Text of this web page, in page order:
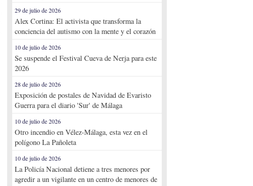
29 de julio de 2026
Alex Cortina: El activista que transforma la
conciencia del autismo con la mente y el corazón
10 de julio de 2026
Se suspende el Festival Cueva de Nerja para este
2026
28 de julio de 2026
Exposición de postales de Navidad de Evaristo
Guerra para el diario 'Sur' de Málaga
10 de julio de 2026
Otro incendio en Vélez-Málaga, esta vez en el
polígono La Pañoleta
10 de julio de 2026
La Policía Nacional detiene a tres menores por
agredir a un vigilante en un centro de menores de